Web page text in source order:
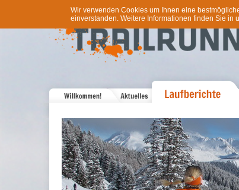
Wir verwenden Cookies um Ihnen eine
einverstanden. Weitere Informationen finden Sie in